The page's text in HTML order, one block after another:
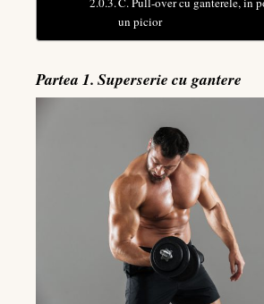
un picior
Partea 1. Superserie cu gantere